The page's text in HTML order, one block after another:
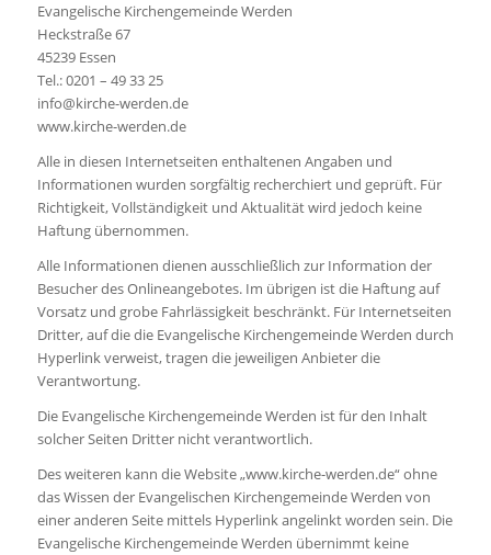
Evangelische Kirchengemeinde Werden
Heckstraße 67
45239 Essen
Tel.: 02­01 – 49 3­3 25
info@kirche-werden.de
www.kirche-werden.de
Alle in diesen Internetseiten enthaltenen Angaben und
Informationen wurden sorgfältig recherchiert und geprüft. Für
Richtigkeit, Vollständigkeit und Aktualität wird jedoch keine
Haftung übernommen.
Alle Informationen dienen ausschließlich zur Information der
Besucher des Onlineangebotes. Im übrigen ist die Haftung auf
Vorsatz und grobe Fahrlässigkeit beschränkt. Für Internetseiten
Dritter, auf die die Evangelische Kirchengemeinde Werden durch
Hyperlink verweist, tragen die jeweiligen Anbieter die
Verantwortung.
Die Evangelische Kirchengemeinde Werden ist für den Inhalt
solcher Seiten Dritter nicht verantwortlich.
Des weiteren kann die Website „www.kirche-werden.de“ ohne
das Wissen der Evangelischen Kirchengemeinde Werden von
einer anderen Seite mittels Hyperlink angelinkt worden sein. Die
Evangelische Kirchengemeinde Werden übernimmt keine